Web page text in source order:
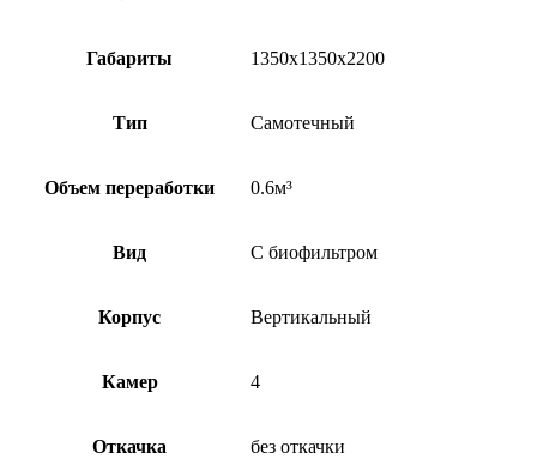
Габариты 1350х1350х2200
Тип Самотечный
Объем переработки 0.6м³
Вид С биофильтром
Корпус Вертикальный
Камер 4
Откачка без откачки